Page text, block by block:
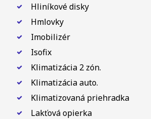
Hliníkové disky
Hmlovky
Imobilizér
Isofix
Klimatizácia 2 zón.
Klimatizácia auto.
Klimatizovaná priehradka
Lakťová opierka